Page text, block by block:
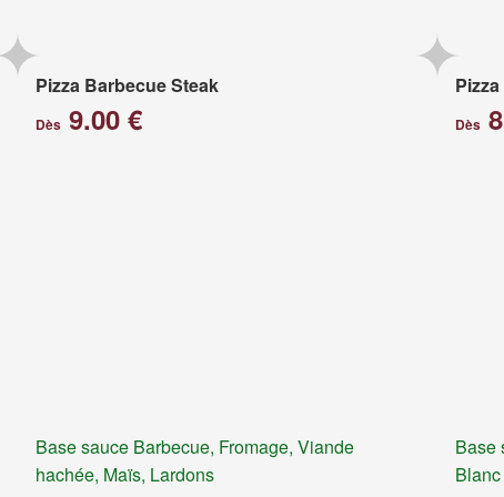
Pizza Barbecue Steak
Dès9.00 €
Base sauce Barbecue, Fromage, Viande
hachée, Maïs, Lardons
Dès
Base